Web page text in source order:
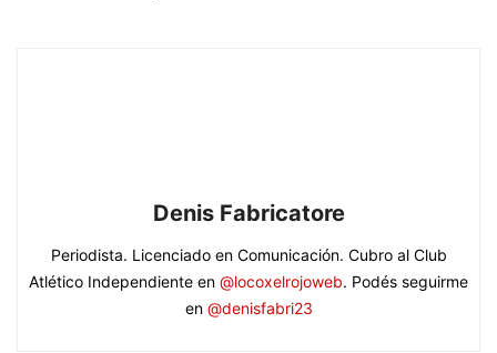
Denis Fabricatore
Periodista. Licenciado en Comunicación. Cubro al Club
Atlético Independiente en @locoxelrojoweb. Podés seguirme
en @denisfabri23